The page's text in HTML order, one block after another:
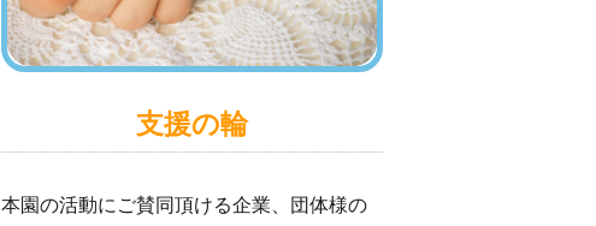
支援の輪
本園の活動にご賛同頂ける企業、団体様の